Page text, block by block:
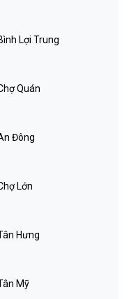
Lợi Trung
Quán
Đông
Lớn
Hưng
Mỹ